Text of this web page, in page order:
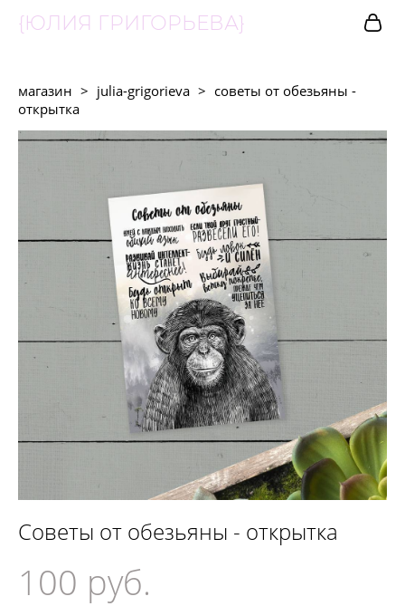
{ЮЛИЯ ГРИГОРЬЕВА}
магазин > julia-grigorieva > советы от обезьяны -
открытка
Советы от обезьяны - открытка
100 pуб.